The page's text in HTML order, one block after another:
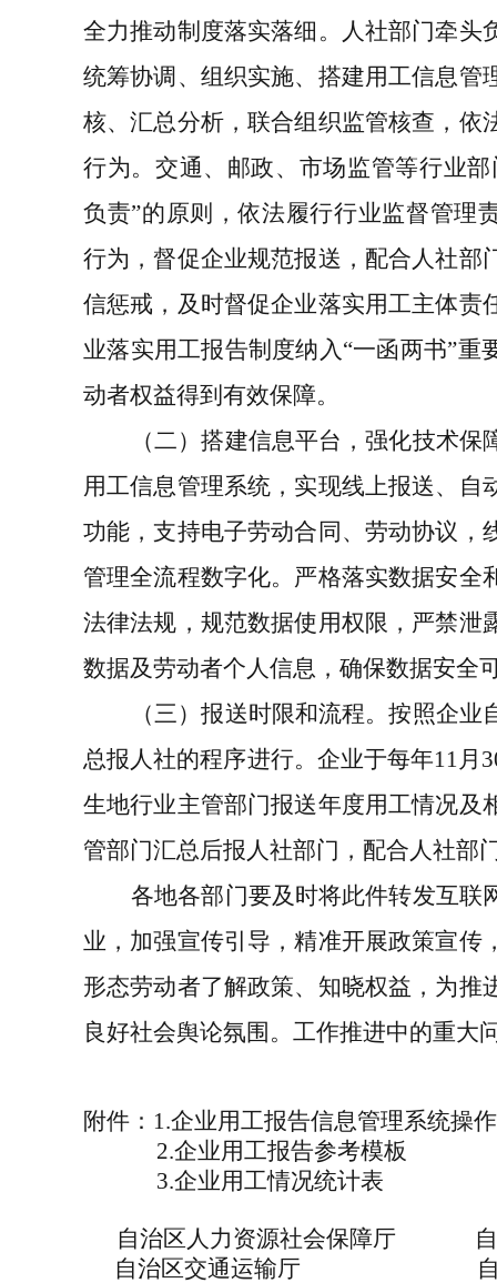
全力推动制度落实落细。人社部门牵头
统筹协调、组织实施、搭建用工信息管
核、汇总分析，联合组织监管核查，依
行为。交通、邮政、市场监管等行业
负责”的原则，依法履行行业监督管理
行为，督促企业规范报送，配合人社部
信惩戒，及时督促企业落实用工主体责
业落实用工报告制度纳入“一函两书”重
动者权益得到有效保障。
（二）搭建信息平台，强化技术保
用工信息管理系统，实现线上报送、自
功能，支持电子劳动合同、劳动协议，
管理全流程数字化。严格落实数据安全
法律法规，规范数据使用权限，严禁泄
数据及劳动者个人信息，确保数据安全
（三）报送时限和流程。按照企业
总报人社的程序进行。企业于每年11月
生地行业主管部门报送年度用工情况及
管部门汇总后报人社部门，配合人社部
各地各部门要及时将此件转发互联
业，加强宣传引导，精准开展政策宣传
形态劳动者了解政策、知晓权益，为推
良好社会舆论氛围。工作推进中的重大
附件： 1.企业用工报告信息管理系统操
2.企业用工报告参考模板
3.企业用工情况统计表
自治区人力资源社会保障厅
自治区交通运输厅